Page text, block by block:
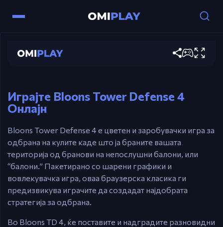
Bloons Tower Defense 4
Миша – Кликнете за да поставите,
надградите и интеракцияте со кулите.
Esc – откажете ја моменталната селекција.
Кратки тастери за секоја мајмунска кула се
откриваат по отклучувањето за време на
Играјте Bloons Tower Defense 4
Онлајн
Bloons Tower Defense 4 е цветен и заробувачки игра за
одбрана на кулите каде што ја браните вашата
територија од бранови на непослушни балони, или
“балони.” Пакетирано со шарени графики и
вовлекувачка игра, оваа браузерска класика ги
предизвикува играчите да создадат најдобрата
стратегија за одбрана.
Во Bloons TD 4, ќе поставите и надградите разновидни